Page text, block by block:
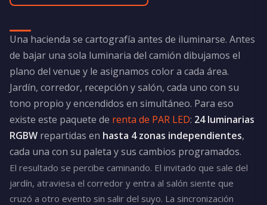
Una hacienda se cartografía antes de iluminarse. Antes
de bajar una sola luminaria del camión dibujamos el
plano del venue y le asignamos color a cada área.
Jardín, corredor, recepción y salón, cada uno con su
tono propio y encendidos en simultáneo. Para eso
existe este paquete de renta de PAR LED: 24 luminarias
RGBW repartidas en hasta 4 zonas independientes,
cada una con su paleta y sus cambios programados.
El resultado se percibe caminando. El invitado que sale del
jardín, atraviesa el corredor y entra al salón siente que
cruzó a otro evento sin salir del suyo. La sincronización